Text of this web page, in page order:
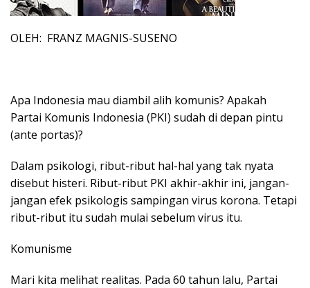
OLEH: FRANZ MAGNIS-SUSENO
Apa Indonesia mau diambil alih komunis? Apakah
Partai Komunis Indonesia (PKI) sudah di depan pintu
(ante portas)?
Dalam psikologi, ribut-ribut hal-hal yang tak nyata
disebut histeri. Ribut-ribut PKI akhir-akhir ini, jangan-
jangan efek psikologis sampingan virus korona. Tetapi
ribut-ribut itu sudah mulai sebelum virus itu.
Komunisme
Mari kita melihat realitas. Pada 60 tahun lalu, Partai